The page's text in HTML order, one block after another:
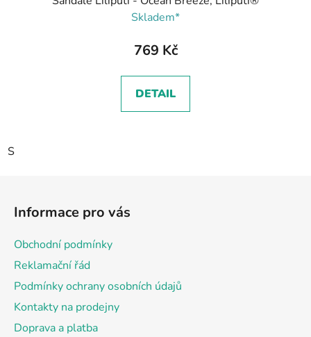
Skladem*
769 Kč
DETAIL
S
Informace pro vás
Obchodní podmínky
Reklamační řád
Podmínky ochrany osobních údajů
Kontakty na prodejny
Doprava a platba